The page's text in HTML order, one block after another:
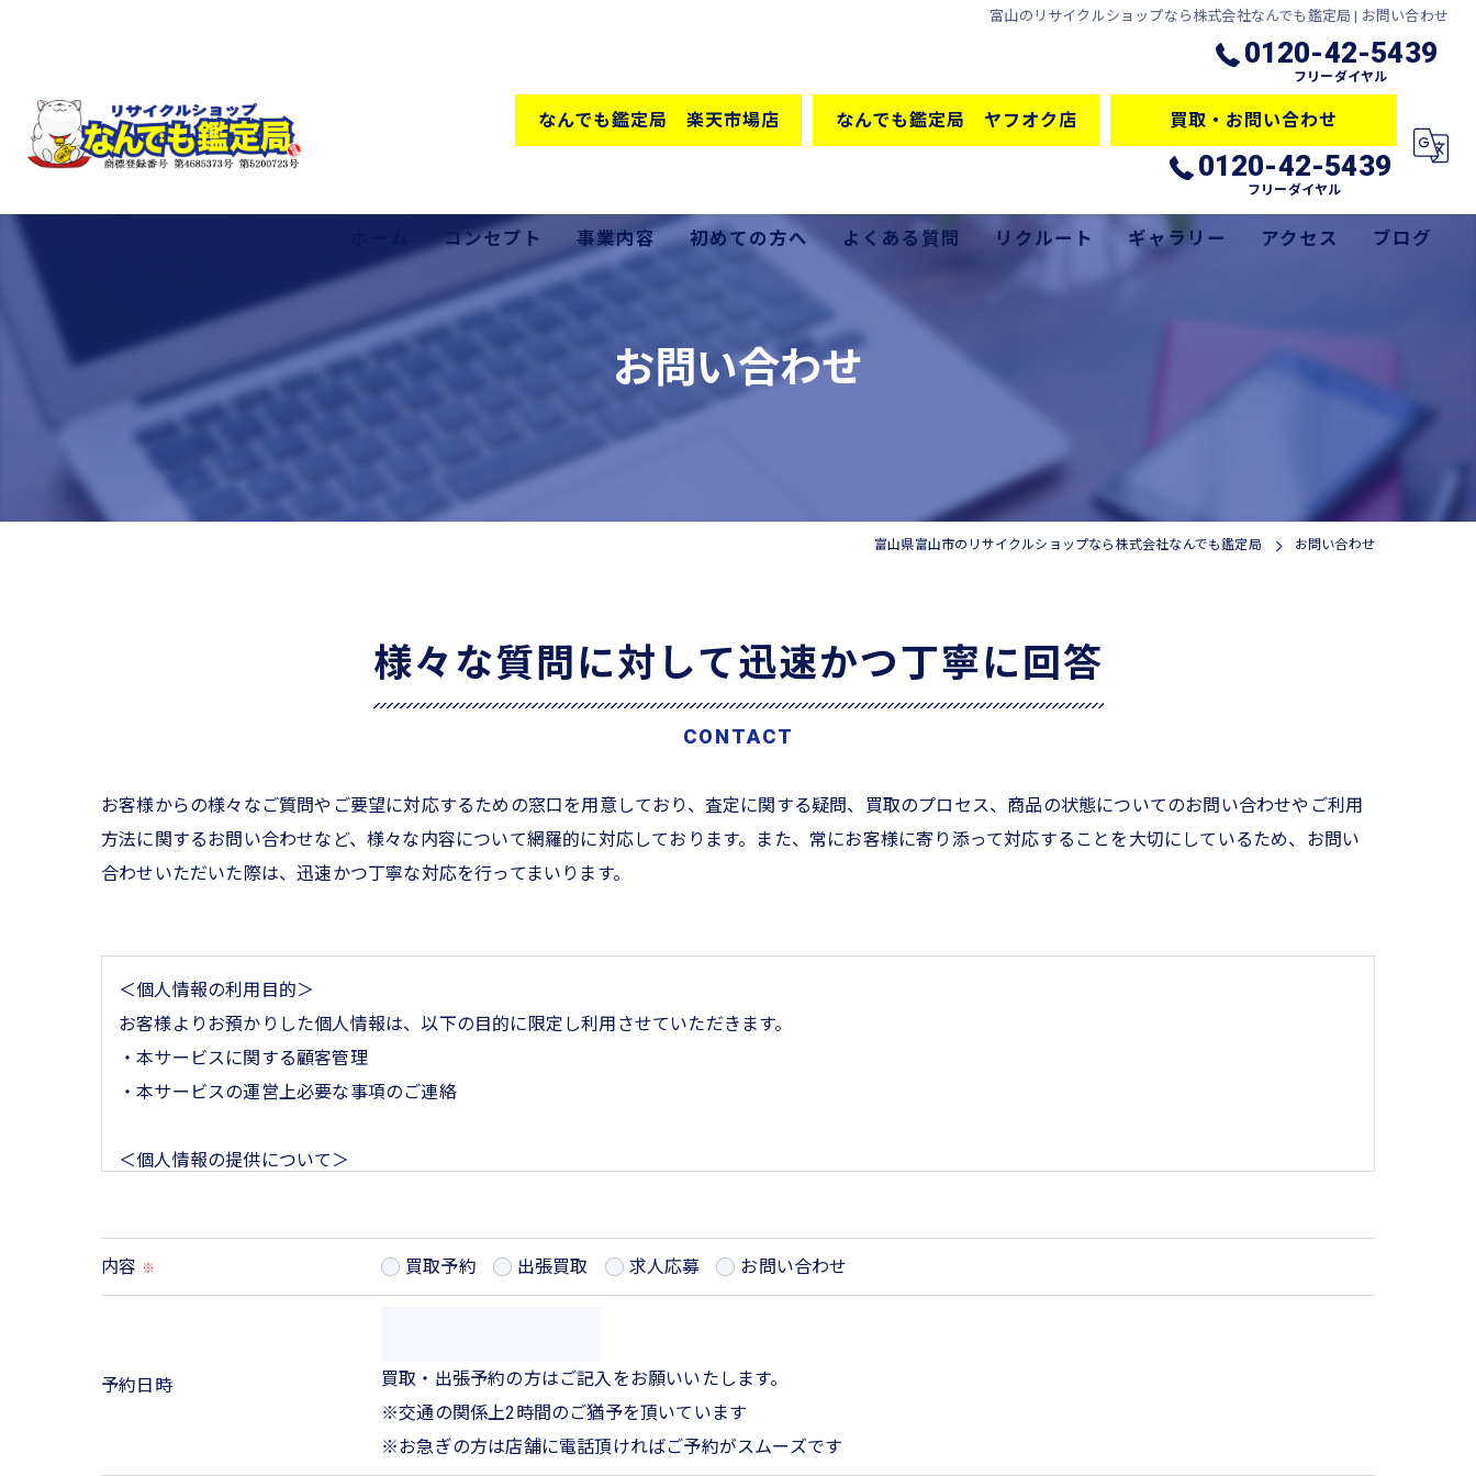
富山のリサイクルショップなら株式会社なんでも鑑定局 | お問い合わせ
0120-42-5439
フリーダイヤル
なんでも鑑定局 楽天市場店 なんでも鑑定局 ヤフオク店 買取・お問い合わせ
0120-42-5439
フリーダイヤル
コンセプト
低価格の秘密
事業内容 初めての方へ よくある質問 リクルート ギャラリー アクセス ブログ
お問い合わせ
富山県富山市のリサイクルショップなら株式会社なんでも鑑定局 お問い合わせ
様々な質問に対して迅速かつ丁寧に回答
CONTACT
お客様からの様々なご質問やご要望に対応するための窓口を用意しており、査定に関する疑問、買取のプロセス、商品の状態についてのお問い合わせやご利用
方法に関するお問い合わせなど、様々な内容について網羅的に対応しております。また、常にお客様に寄り添って対応することを大切にしているため、お問い
合わせいただいた際は、迅速かつ丁寧な対応を行ってまいります。
＜個人情報の利用目的＞
お客様よりお預かりした個人情報は、以下の目的に限定し利用させていただきます。
・本サービスに関する顧客管理
・本サービスの運営上必要な事項のご連絡
＜個人情報の提供について＞
＜個人情報の委託について＞
これらの委託先に対しては個人情報保護契約等の措置をとり、適切な監督を行います。
内容 ※ 買取予約 出張買取 求人応募 お問い合わせ
予約日時 買取・出張予約の方はご記入をお願いいたします。
※交通の関係上2時間のご猶予を頂いています
※お急ぎの方は店舗に電話頂ければご予約がスムーズです